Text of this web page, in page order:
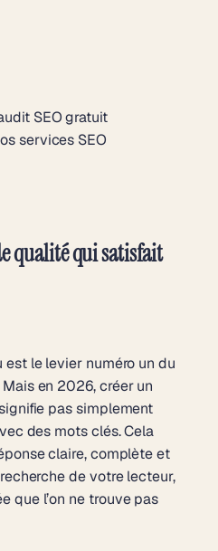
SEO gratuit
services SEO
qualité qui satisfait
est le levier numéro un du
en 2026, créer un
pas simplement
des mots clés. Cela
claire, complète et
de votre lecteur,
que l’on ne trouve pas